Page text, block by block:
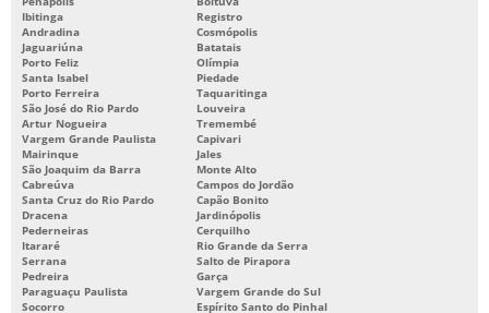
Ibitinga
Registro
Andradina
Cosmópolis
Jaguariúna
Batatais
Porto Feliz
Olímpia
Santa Isabel
Piedade
Porto Ferreira
Taquaritinga
São José do Rio Pardo
Louveira
Artur Nogueira
Tremembé
Vargem Grande Paulista
Capivari
Mairinque
Jales
São Joaquim da Barra
Monte Alto
Cabreúva
Campos do Jordão
Santa Cruz do Rio Pardo
Capão Bonito
Dracena
Jardinópolis
Pederneiras
Cerquilho
Itararé
Rio Grande da Serra
Serrana
Salto de Pirapora
Pedreira
Garça
Paraguaçu Paulista
Vargem Grande do Sul
Socorro
Espírito Santo do Pinhal